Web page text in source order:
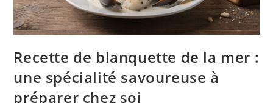
Recette de blanquette de la mer :
une spécialité savoureuse à
préparer chez soi